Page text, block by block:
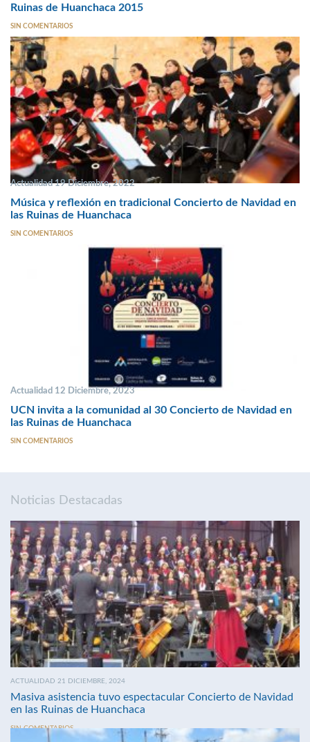
Ruinas de Huanchaca 2015
SIN COMENTARIOS
Actualidad 19 Diciembre, 2022
Música y reflexión en tradicional Concierto de Navidad en
las Ruinas de Huanchaca
SIN COMENTARIOS
Actualidad 12 Diciembre, 2023
UCN invita a la comunidad al 30 Concierto de Navidad en
las Ruinas de Huanchaca
SIN COMENTARIOS
Noticias Destacadas
ACTUALIDAD 21 DICIEMBRE, 2024
Masiva asistencia tuvo espectacular Concierto de Navidad
en las Ruinas de Huanchaca
SIN COMENTARIOS